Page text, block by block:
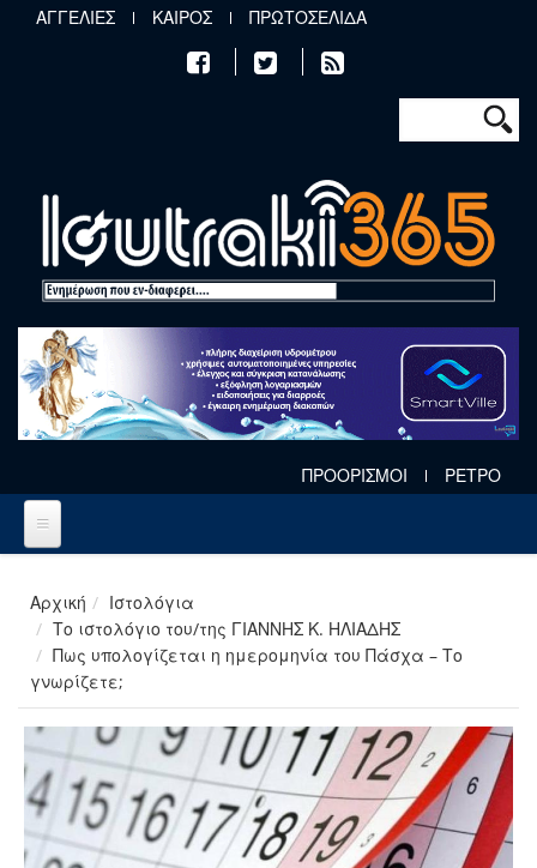
Παράκαμψη προς το κυρίως περιεχόμενο
ΑΓΓΕΛΙΕΣ ΚΑΙΡΟΣ ΠΡΩΤΟΣΕΛΙΔΑ
Φόρμα
Αναζήτηση
ΠΡΟΟΡΙΣΜΟΙ ΡΕΤΡΟ
Αρχική
Ιστολόγια
Το ιστολόγιο του/της ΓΙΑΝΝΗΣ Κ. ΗΛΙΑΔΗΣ
Πως υπολογίζεται η ημερομηνία του Πάσχα – Το
γνωρίζετε;